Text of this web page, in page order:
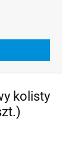
kolisty